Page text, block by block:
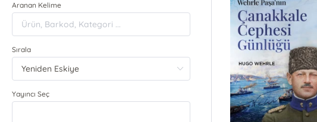
Aranan Kelime
Sırala
Yayıncı Seç